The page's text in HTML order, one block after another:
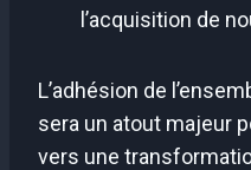
l’acquisition de
L’adhésion de
sera un atout majeur
vers une